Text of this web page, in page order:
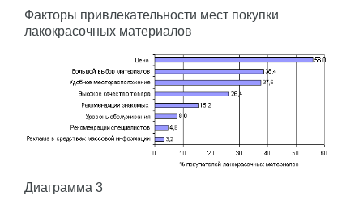
Факторы привлекательности мест покупки
лакокрасочных материалов
Диаграмма 3